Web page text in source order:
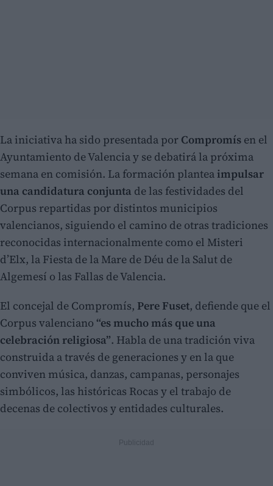
La iniciativa ha sido presentada por Compromís en el
Ayuntamiento de Valencia y se debatirá la próxima
semana en comisión. La formación planteaimpulsar
una candidatura conjunta de las festividades del
Corpus repartidas por distintos municipios
valencianos, siguiendo el camino de otras tradiciones
reconocidas internacionalmente como el Misteri
d’Elx, la Fiesta de la Mare de Déu de la Salut de
Algemesí o las Fallas de Valencia.
El concejal de Compromís, Pere Fuset, defiende que el
Corpus valenciano “es mucho más que una
celebración religiosa”. Habla de una tradición viva
construida a través de generaciones y en la que
conviven música, danzas, campanas, personajes
simbólicos, las históricas Rocas y el trabajo de
decenas de colectivos y entidades culturales.